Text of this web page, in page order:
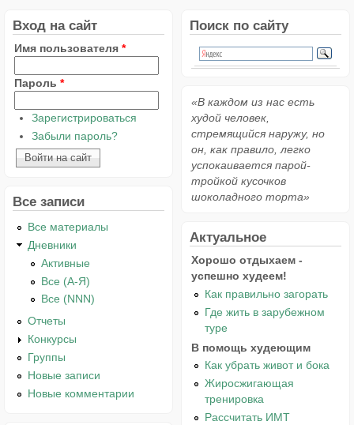
Вход на сайт
Имя пользователя *
Пароль *
Зарегистрироваться
Забыли пароль?
Все записи
Все материалы
Дневники
Активные
Все (А-Я)
Все (NNN)
Отчеты
Конкурсы
Группы
Новые записи
Новые комментарии
Поиск по сайту
«В каждом из нас есть
худой человек,
стремящийся наружу, но
он, как правило, легко
успокаивается парой-
тройкой кусочков
шоколадного торта»
Актуальное
Хорошо отдыхаем -
успешно худеем!
Как правильно загорать
Где жить в зарубежном
туре
В помощь худеющим
Как убрать живот и бока
Жиросжигающая
тренировка
Рассчитать ИМТ